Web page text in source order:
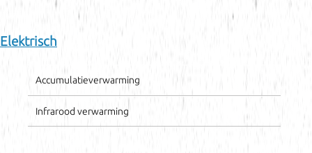
Elektrisch
Accumulatieverwarming
Infrarood verwarming